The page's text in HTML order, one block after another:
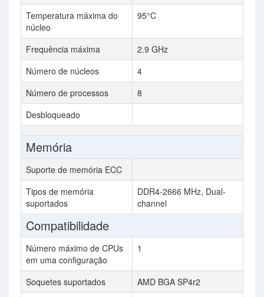
Temperatura máxima do
núcleo
95°C
Frequência máxima
2.9 GHz
Número de núcleos
4
Número de processos
8
Desbloqueado
Memória
Suporte de memória ECC
Tipos de memória
suportados
DDR4-2666 MHz, Dual-
channel
Compatibilidade
Número máximo de CPUs
em uma configuração
1
Soquetes suportados AMD BGA SP4r2